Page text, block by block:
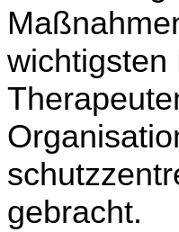
wichtigsten
gebracht.